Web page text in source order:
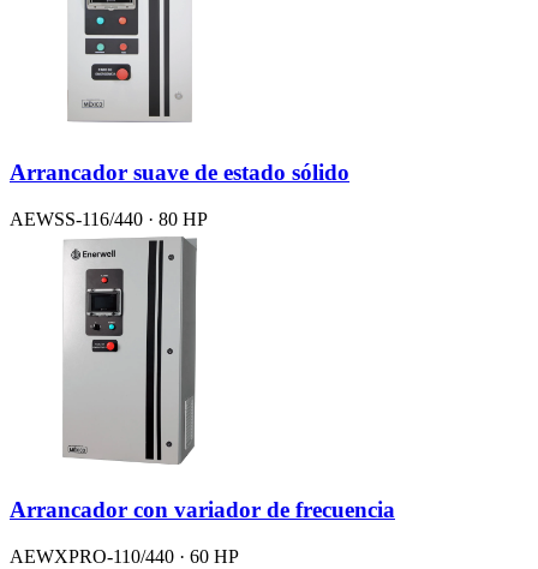
Arrancador suave de estado sólido
AEWSS-116/440 · 80 HP
Arrancador con variador de frecuencia
AEWXPRO-110/440 · 60 HP